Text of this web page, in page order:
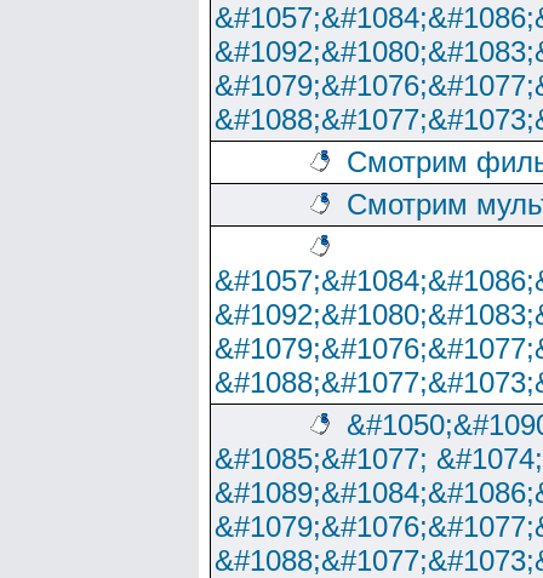
Смотрим
Смотрим
&#1085;&#1077;